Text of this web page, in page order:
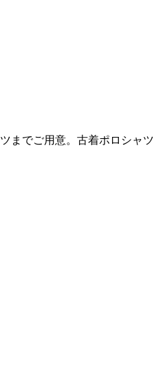
までご用意。古着ポロシャツ